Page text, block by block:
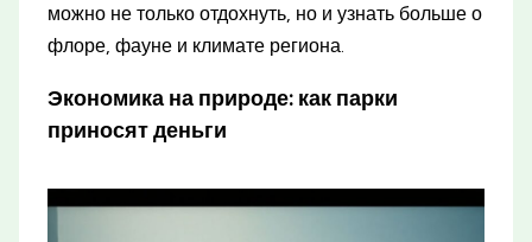
можно не только отдохнуть, но и узнать больше о
флоре, фауне и климате региона.
Экономика на природе: как парки
приносят деньги